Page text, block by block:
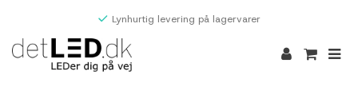
Lynhurtig levering på lagervarer